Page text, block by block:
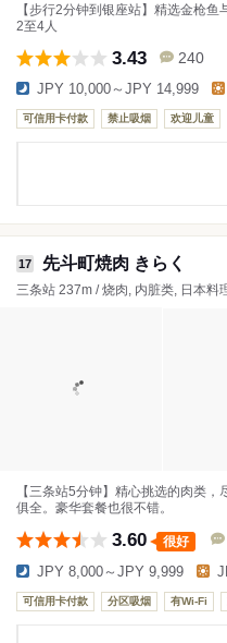
【步行2分钟到银座站】精选金枪
2至4人
3.43 240
JPY 10,000～JPY 14,999
可信用卡付款 禁止吸烟 欢迎儿童
17 先斗町焼肉 きらく
三条站 237m / 烧肉, 内脏类, 日本料
【三条站5分钟】精心挑选的肉类
俱全。豪华套餐也很不错。
3.60 很好
JPY 8,000～JPY 9,999
可信用卡付款 分区吸烟 有Wi-Fi